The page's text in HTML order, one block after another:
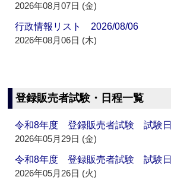
2026年08月07日 (金)
行政情報リスト 2026/08/06
2026年08月06日 (木)
登録販売者試験・日程一覧
令和8年度 登録販売者試験 試験
2026年05月29日 (金)
令和8年度 登録販売者試験 試験
2026年05月26日 (火)